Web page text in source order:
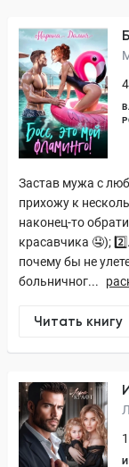
Застав мужа с
прихожу к
наконец-то
красавчика 🤤);
почему бы не
больничног...
Читать книгу